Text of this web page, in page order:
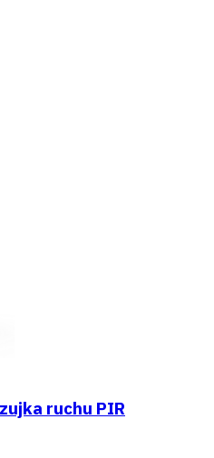
ruchu PIR